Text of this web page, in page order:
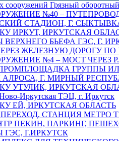
сооружений Грязный
№40 –
СТАДИОН, Г.
ИРКУТ, ИРКУТСКАЯ
ВЕРХНЕГО БЬЕФА ГЭС, Г.
ЖЕЛЕЗНУЮ ДОРОГУ ПО
№4 – МОСТ ЧЕРЕЗ
ГРУППЫ
Г. МИРНЫЙ
УТУЛИК, ИРКУТСКАЯ
Иркутская ТЭЦ, г. Иркутск
ЕЙ, ИРКУТСКАЯ ОБЛАСТЬ
СТАНЦИЯ МЕТРО
ПЕКИН, ПАРКИНГ,
ГЭС, Г.ИРКУТСК